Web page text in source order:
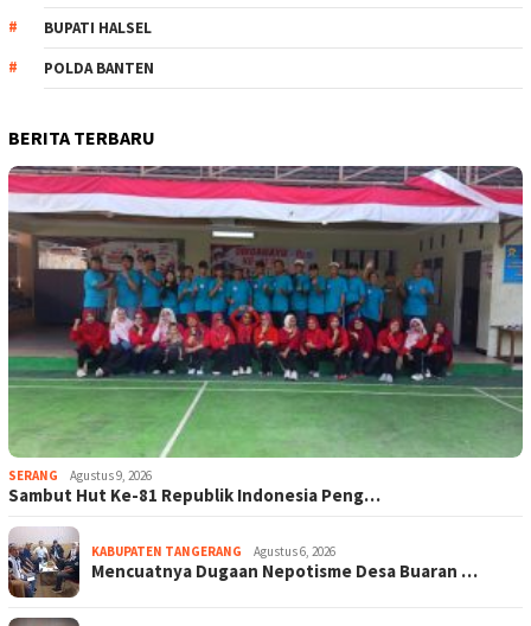
BUPATI HALSEL
POLDA BANTEN
BERITA TERBARU
SERANG Agustus 9, 2026
Sambut Hut Ke-81 Republik Indonesia Peng…
KABUPATEN TANGERANG Agustus 6, 2026
Mencuatnya Dugaan Nepotisme Desa Buaran …